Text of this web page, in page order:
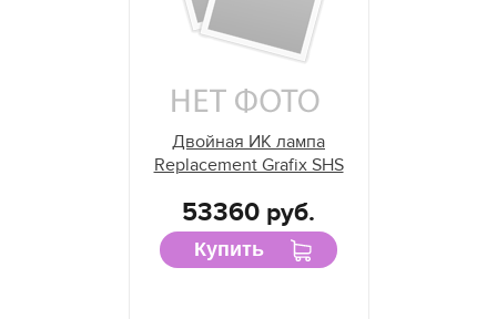
Двойная ИК лампа
Replacement Grafix SHS
53360 руб.
Купить